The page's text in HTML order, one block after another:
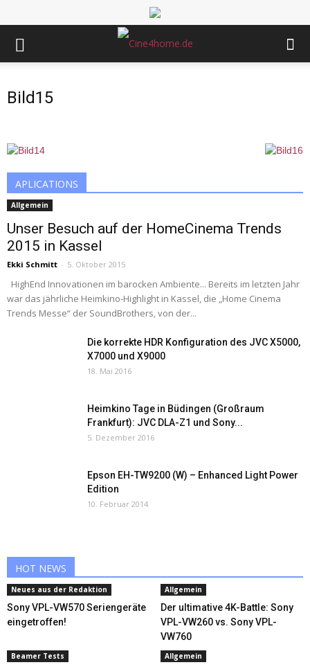
Bild15
APLICATIONS
Allgemein
Unser Besuch auf der HomeCinema Trends
2015 in Kassel
Ekki Schmitt - 5. Oktober 2015
HighEnd Innovationen im barocken Ambiente... Bereits im letzten Jahr
war das jährliche Heimkino-Highlight in Kassel, die „Home Cinema
Trends Messe“ der SoundBrothers, von der...
Die korrekte HDR Konfiguration des JVC X5000,
X7000 und X9000
18. Mai 2016
Heimkino Tage in Büdingen (Großraum
Frankfurt): JVC DLA-Z1 und Sony...
5. Dezember 2016
Epson EH-TW9200 (W) – Enhanced Light Power
Edition
10. Februar 2014
HOT NEWS
Neues aus der Redaktion
Sony VPL-VW570 Seriengeräte
eingetroffen!
Allgemein
Der ultimative 4K-Battle: Sony
VPL-VW260 vs. Sony VPL-
VW760
Beamer Tests Allgemein